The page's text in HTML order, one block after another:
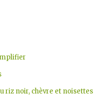
riz noir, chèvre et noisettes